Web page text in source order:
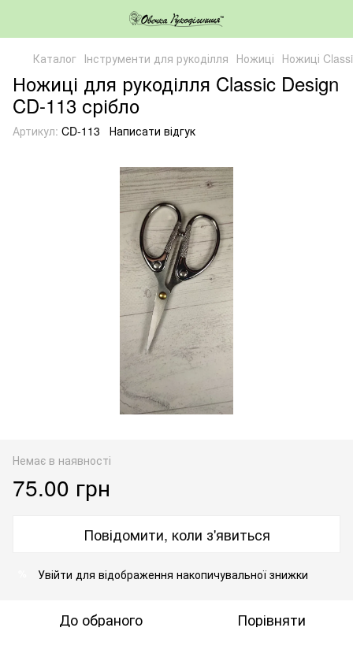
Каталог Інструменти для рукоділля Ножиці Ножиці
Ножиці для рукоділля Classic Design
CD-113 срібло
Артикул: CD-113 Написати відгук
Немає в наявності
75.00 грн
Повідомити, коли з'явиться
Увійти для відображення накопичувальної знижки
До обраного Порівняти